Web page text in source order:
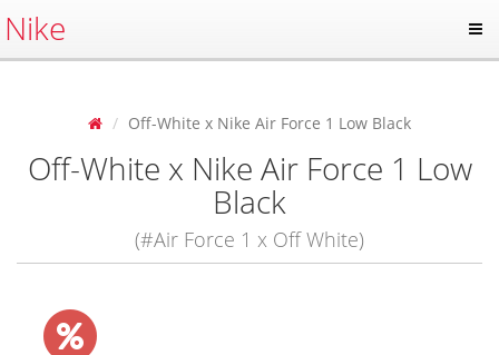
Nike
Off-White x Nike Air Force 1 Low Black
Off-White x Nike Air Force 1 Low
Black
(#Air Force 1 x Off White)